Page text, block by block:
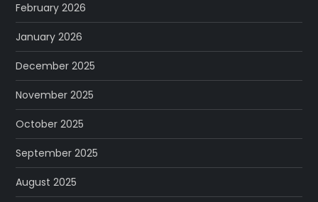
February 2026
January 2026
December 2025
November 2025
October 2025
September 2025
August 2025